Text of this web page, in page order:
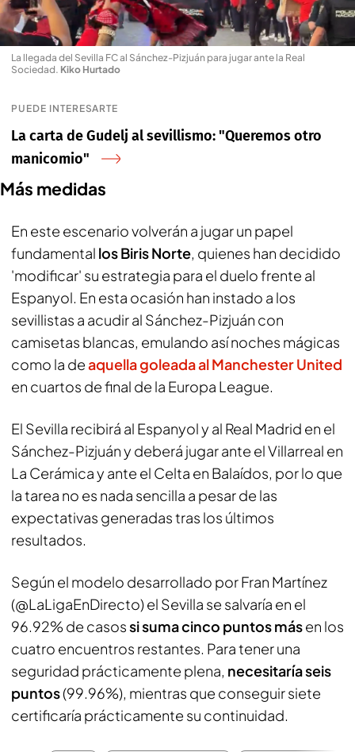
La llegada del Sevilla FC al Sánchez-Pizjuán para jugar ante la Real
Sociedad. Kiko Hurtado
PUEDE INTERESARTE
La carta de Gudelj al sevillismo: "Queremos otro
manicomio"
Más medidas
En este escenario volverán a jugar un papel
fundamental los Biris Norte, quienes han decidido
'modificar' su estrategia para el duelo frente al
Espanyol. En esta ocasión han instado a los
sevillistas a acudir al Sánchez-Pizjuán con
camisetas blancas, emulando así noches mágicas
como la deaquella goleada al Manchester United
en cuartos de final de la Europa League.
El Sevilla recibirá al Espanyol y al Real Madrid en el
Sánchez-Pizjuán y deberá jugar ante el Villarreal en
La Cerámica y ante el Celta en Balaídos, por lo que
la tarea no es nada sencilla a pesar de las
expectativas generadas tras los últimos
resultados.
Según el modelo desarrollado por Fran Martínez
(@LaLigaEnDirecto) el Sevilla se salvaría en el
96.92% de casossi suma cinco puntos másen los
cuatro encuentros restantes. Para tener una
seguridad prácticamente plena, necesitaría seis
puntos(99.96%), mientras que conseguir siete
certificaría prácticamente su continuidad.